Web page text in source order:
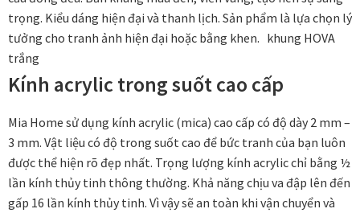
Đóng khung tranh canvas – tranh sơn dầu
Đóng khung tranh đính đá
Đóng khung tranh kính cho tranh ảnh, giấy mỹ thuật,
poster, bản vẽ tay
Đóng khung tranh sơn mài
trọng. Kiểu dáng hiện đại và thanh lịch. Sản phẩm là lựa chọn lý
tưởng cho tranh ảnh hiện đại hoặc bằng khen. khung HOVA
trắng
Kính acrylic trong suốt cao cấp
Mia Home sử dụng kính acrylic (mica) cao cấp có độ dày 2 mm –
3 mm. Vật liệu có độ trong suốt cao để bức tranh của bạn luôn
được thể hiện rõ đẹp nhất. Trọng lượng kính acrylic chỉ bằng ½
lần kính thủy tinh thông thường. Khả năng chịu va đập lên đến
gấp 16 lần kính thủy tinh. Vì vậy sẽ an toàn khi vận chuyển và